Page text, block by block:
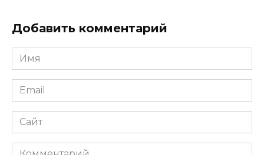
Добавить комментарий
Имя
*
Email
*
Сайт
Комментарий